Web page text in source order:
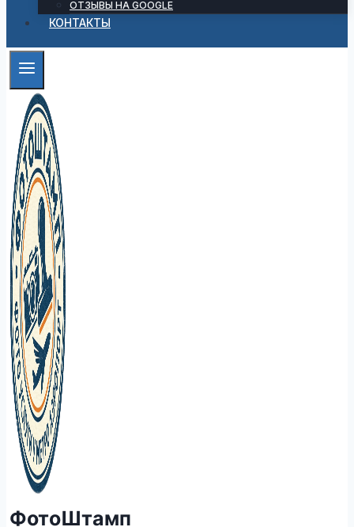
ОТЗЫВЫ НА GOOGLE
КОНТАКТЫ
ФотоШтамп